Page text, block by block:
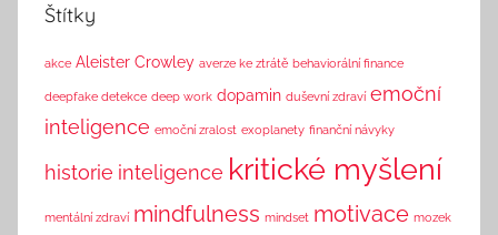
Štítky
akce Aleister Crowley averze ke ztrátě behaviorální finance
deepfake detekce deep work dopamin duševní zdraví emoční
inteligence emoční zralost exoplanety finanční návyky
historie inteligence kritické myšlení
mentální zdraví mindfulness mindset motivace mozek